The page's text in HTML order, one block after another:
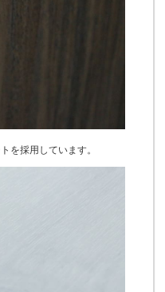
を採用しています。